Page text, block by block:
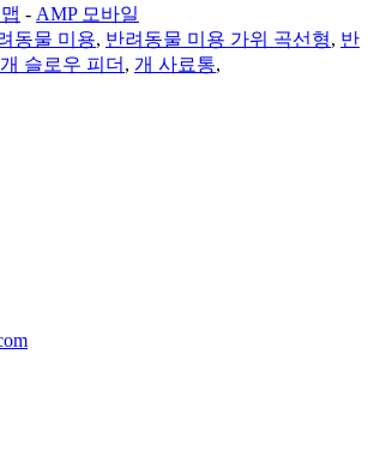
- AMP 모바일
동물 미용, 반려동물 미용 가위 곡선형, 반
개 슬로우 피더 , 개 사료통,